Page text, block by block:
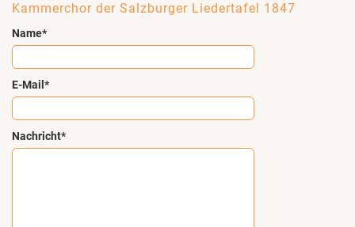
Kammerchor der Salzburger Liedertafel 1847
Name*
E-Mail*
Nachricht*